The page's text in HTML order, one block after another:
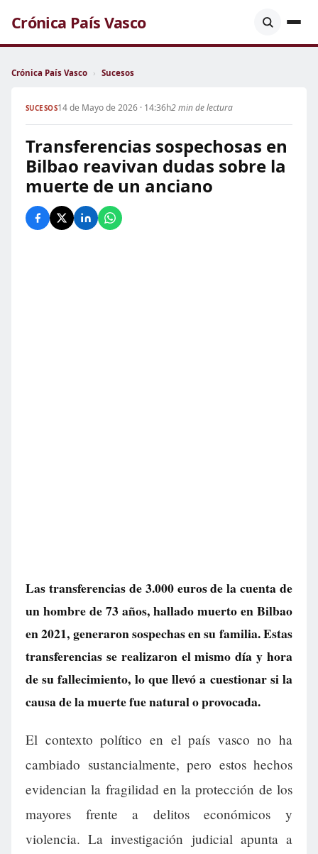
Crónica País Vasco
Crónica País Vasco › Sucesos
SUCESOS14 de Mayo de 2026 · 14:36h2 min de lectura
Transferencias sospechosas en
Bilbao reavivan dudas sobre la
muerte de un anciano
Las transferencias de 3.000 euros de la cuenta de
un hombre de 73 años, hallado muerto en Bilbao
en 2021, generaron sospechas en su familia. Estas
transferencias se realizaron el mismo día y hora
de su fallecimiento, lo que llevó a cuestionar si la
causa de la muerte fue natural o provocada.
El contexto político en el país vasco no ha
cambiado sustancialmente, pero estos hechos
evidencian la fragilidad en la protección de los
mayores frente a delitos económicos y
violencia. La investigación judicial apunta a